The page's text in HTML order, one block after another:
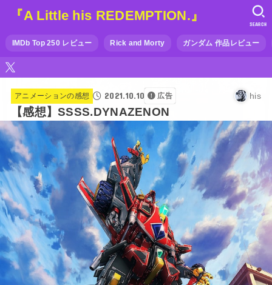
『A Little his REDEMPTION.』
IMDb Top 250 レビュー Rick and Morty ガンダム 作品レビュー
SEARCH
アニメーションの感想 2021.10.10 広告 his
【感想】SSSS.DYNAZENON